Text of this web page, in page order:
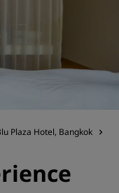
Plaza Hotel, Bangkok